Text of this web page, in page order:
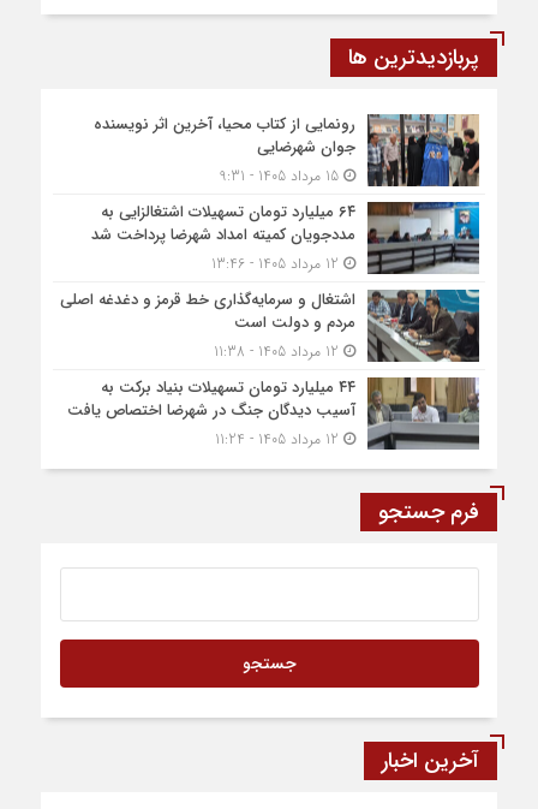
پربازدیدترین ها
رونمایی از کتاب محیا، آخرین اثر نویسنده
جوان شهرضایی
15 مرداد 1405 - 9:31
۶۴ میلیارد تومان تسهیلات اشتغالزایی به
مددجویان کمیته امداد شهرضا پرداخت شد
اشتغال و سرمایه‌گذاری خط قرمز و دغدغه اصلی
مردم و دولت است
۴۴ میلیارد تومان تسهیلات بنیاد برکت به
آسیب دیدگان جنگ در شهرضا اختصاص یافت
فرم جستجو
آخرین اخبار